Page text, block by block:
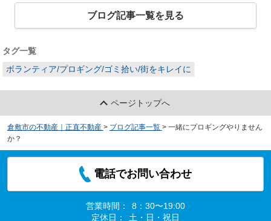
ブログ記事一覧を見る
タグ一覧
ボランティア/プロギング/ゴミ拾い/街をキレイに
ページトップへ
倉敷市の不動産｜正直不動産 > ブログ記事一覧 > 一緒にプロギングやりません
か？
電話でお問い合わせ
営業時間：
8：30〜19:00
定休日：
土・日・祝日